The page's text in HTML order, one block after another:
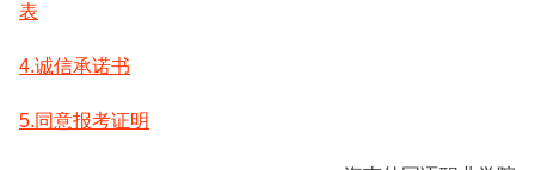
表
4.诚信承诺书
5.同意报考证明